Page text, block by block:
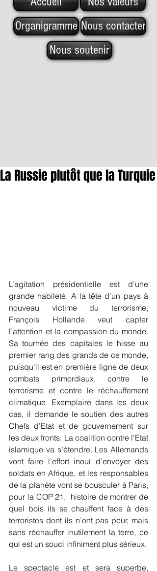
Organigramme Nous contacter
Nous soutenir
La Russie plutôt que la Turquie
L’agitation présidentielle est d’une
grande habileté. A la tête d’un pays à
nouveau victime du terrorisme,
François Hollande veut capter
l’attention et la compassion du monde.
Sa tournée des capitales le hisse au
premier rang des grands de ce monde,
puisqu’il est en première ligne de deux
combats primordiaux, contre le
terrorisme et contre le réchauffement
climatique. Exemplaire dans les deux
cas, il demande le soutien des autres
Chefs d’Etat et de gouvernement sur
les deux fronts. La coalition contre l’Etat
islamique va s’étendre. Les Allemands
vont faire l’effort inouï d’envoyer des
soldats en Afrique, et les responsables
de la planète vont se bousculer à Paris,
pour la COP 21,  histoire de montrer de
quel bois ils se chauffent face à des
terroristes dont ils n’ont pas peur, mais
sans réchauffer inutilement la terre, ce
Le spectacle est et sera superbe,